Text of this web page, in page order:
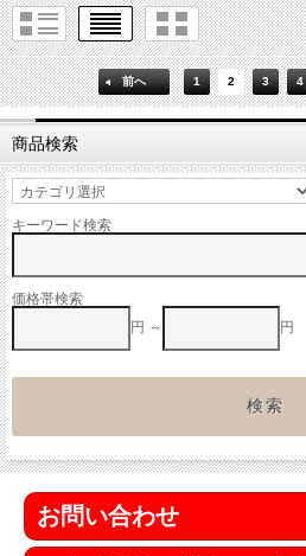
前へ 1 2 3 4
商品検索
キーワード検索
価格帯検索
円 ～
円
お問い合わせ